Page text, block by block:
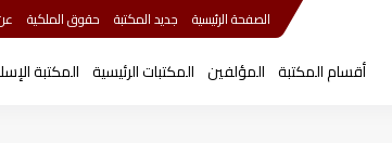
الصفحة الرئيسية جديد المكتبة حقوق الملكية
أقسام المكتبة المؤلفين المكتبات الرئيسية المكتبة